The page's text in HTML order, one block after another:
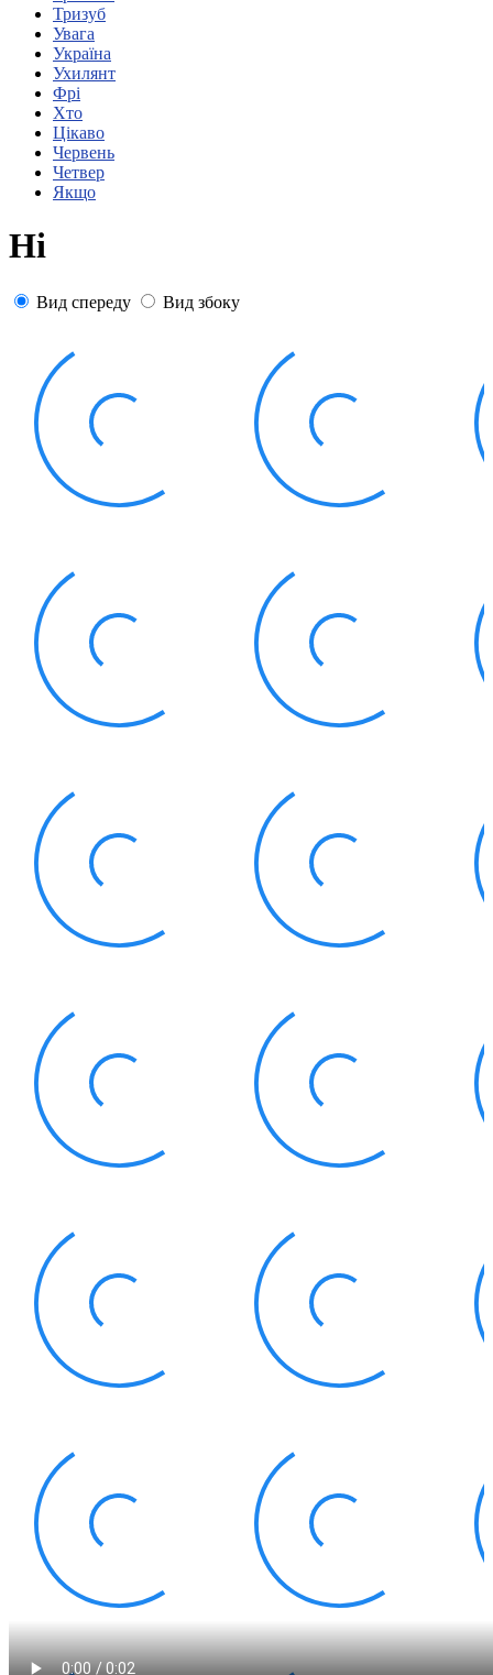
Статут УТОГ
Нормативна база УТОГ
Конвенція ООН
Законодавство
Міжнародні документи
Тризуб
Увага
Україна
Ухилянт
Фрі
Хто
Цікаво
Червень
Четвер
Якщо
Ні
Вид спереду Вид збоку